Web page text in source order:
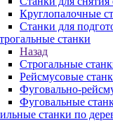
Круглопалочные
Станки для
станки
Назад
Строгальные
Рейсмусовые
Фуговально-
Фуговальные
станки по